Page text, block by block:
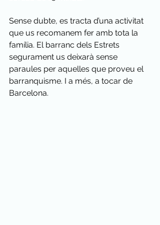
Sense dubte, es tracta d’una activitat
que us recomanem fer amb tota la
família. El barranc dels Estrets
segurament us deixarà sense
paraules per aquelles que proveu el
barranquisme. I a més, a tocar de
Barcelona.